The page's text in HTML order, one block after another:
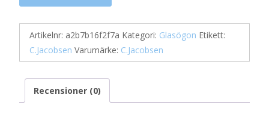
Artikelnr: a2b7b16f2f7a Kategori: Glasögon Etikett:
C.Jacobsen Varumärke: C.Jacobsen
Recensioner (0)